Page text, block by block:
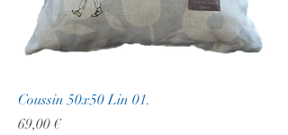
Coussin 50x50 Lin 01.
Prix
69,00 €